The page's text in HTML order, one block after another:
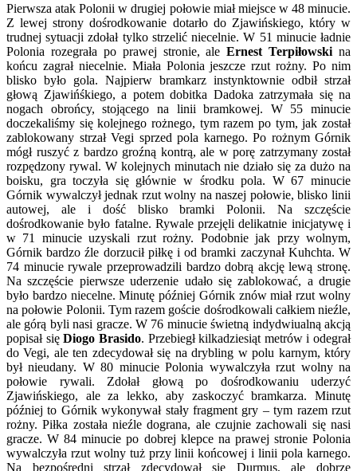
Pierwsza atak Polonii w drugiej połowie miał miejsce w 48 minucie.
Z lewej strony dośrodkowanie dotarło do Zjawińskiego, który w
trudnej sytuacji zdołał tylko strzelić niecelnie. W 51 minucie ładnie
Polonia rozegrała po prawej stronie, aleErnest Terpiłowski na
końcu zagrał niecelnie. Miała Polonia jeszcze rzut rożny. Po nim
blisko było gola. Najpierw bramkarz instynktownie odbił strzał
głową Zjawińśkiego, a potem dobitka Dadoka zatrzymała się na
nogach obrońcy, stojącego na linii bramkowej. W 55 minucie
doczekaliśmy się kolejnego rożnego, tym razem po tym, jak został
zablokowany strzał Vegi sprzed pola karnego. Po rożnym Górnik
mógł ruszyć z bardzo groźną kontrą, ale w porę zatrzymany został
rozpędzony rywal. W kolejnych minutach nie działo się za dużo na
boisku, gra toczyła się głównie w środku pola. W 67 minucie
Górnik wywalczył jednak rzut wolny na naszej połowie, blisko linii
autowej, ale i dość blisko bramki Polonii. Na szczęście
dośrodkowanie było fatalne. Rywale przejęli delikatnie inicjatywę i
w 71 minucie uzyskali rzut rożny. Podobnie jak przy wolnym,
Górnik bardzo źle dorzucił piłkę i od bramki zaczynał Kuhchta. W
74 minucie rywale przeprowadzili bardzo dobrą akcję lewą stronę.
Na szczęście pierwsze uderzenie udało się zablokować, a drugie
było bardzo niecelne. Minutę później Górnik znów miał rzut wolny
na połowie Polonii. Tym razem goście dośrodkowali całkiem nieźle,
ale górą byli nasi gracze. W 76 minucie świetną indydwiualną akcją
popisał sięDiogo Brasido. Przebiegł kilkadziesiąt metrów i odegrał
do Vegi, ale ten zdecydował się na drybling w polu karnym, który
był nieudany. W 80 minucie Polonia wywalczyła rzut wolny na
połowie rywali. Zdołał głową po dośrodkowaniu uderzyć
Zjawińskiego, ale za lekko, aby zaskoczyć bramkarza. Minutę
później to Górnik wykonywał stały fragment gry – tym razem rzut
rożny. Piłka została nieźle dograna, ale czujnie zachowali się nasi
gracze. W 84 minucie po dobrej klepce na prawej stronie Polonia
wywalczyła rzut wolny tuż przy linii końcowej i linii pola karnego.
Na bezpośredni strzał zdecydował się Durmuş, ale dobrze